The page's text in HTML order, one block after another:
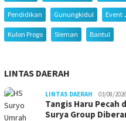
Pendidikan Gunungkidul Event
Kulon Progo Sleman Bantul
LINTAS DAERAH
LINTAS DAERAH 03/08/2026
Tangis Haru Pecah
Surya Group